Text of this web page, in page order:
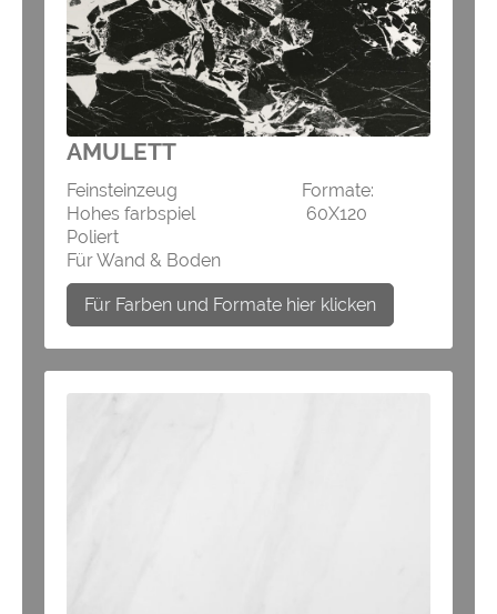
AMULETT
Feinsteinzeug Formate:
Hohes farbspiel 60X120
Poliert
Für Wand & Boden
Für Farben und Formate hier klicken